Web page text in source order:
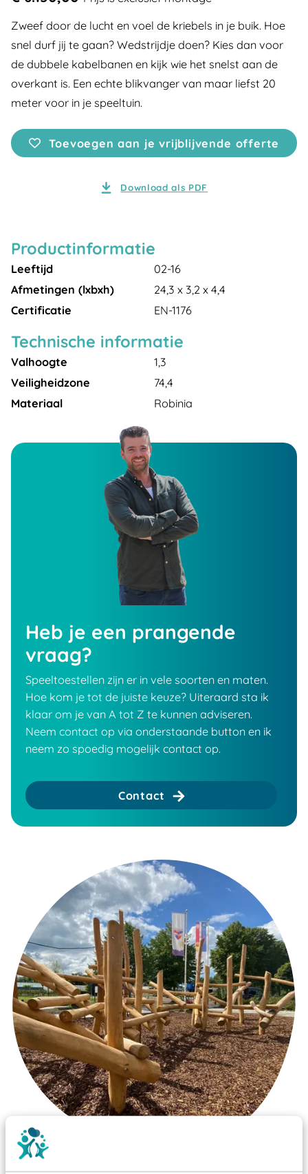
Zweef door de lucht en voel de kriebels in je buik. Hoe
snel durf jij te gaan? Wedstrijdje doen? Kies dan voor
de dubbele kabelbanen en kijk wie het snelst aan de
overkant is. Een echte blikvanger van maar liefst 20
meter voor in je speeltuin.
Toevoegen aan je vrijblijvende offerte
Download als PDF
Productinformatie
Leeftijd
02-16
Afmetingen (lxbxh)
24,3 x 3,2 x 4,4
Certificatie
EN-1176
Technische informatie
Valhoogte
1,3
Veiligheidzone
74,4
Materiaal
Robinia
Heb je een prangende
vraag?
Speeltoestellen zijn er in vele soorten en maten.
Hoe kom je tot de juiste keuze? Uiteraard sta ik
klaar om je van A tot Z te kunnen adviseren.
Neem contact op via onderstaande button en ik
neem zo spoedig mogelijk contact op.
Contact
Wist je dat: